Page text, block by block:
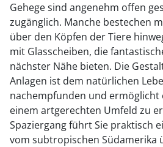
Gehege sind angenehm offen
zugänglich. Manche bestechen
über den Köpfen der Tiere
mit Glasscheiben, die
nächster Nähe bieten. Die
Anlagen ist dem natürlichen
nachempfunden und ermöglicht
einem artgerechten Umfeld zu
Spaziergang führt Sie praktisch
vom subtropischen Südamerika